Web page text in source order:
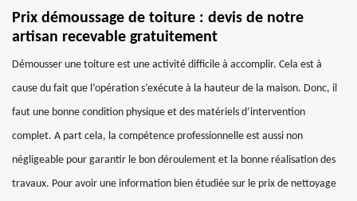
Prix démoussage de toiture : devis de notre
artisan recevable gratuitement
Démousser une toiture est une activité difficile à accomplir. Cela est à
cause du fait que l’opération s’exécute à la hauteur de la maison. Donc, il
faut une bonne condition physique et des matériels d’intervention
complet. A part cela, la compétence professionnelle est aussi non
négligeable pour garantir le bon déroulement et la bonne réalisation des
travaux. Pour avoir une information bien étudiée sur le prix de nettoyage